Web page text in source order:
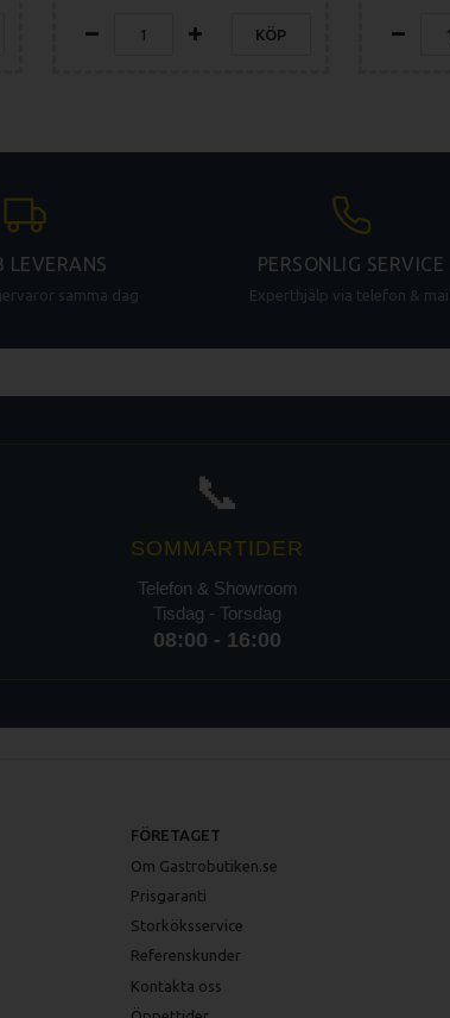
KÖP
LEVERANS
samma dag
PERSONLIG SERVICE
Experthjälp via telefon & mail
📞
SOMMARTIDER
Telefon & Showroom
Tisdag - Torsdag
08:00 - 16:00
FÖRETAGET
Om Gastrobutiken.se
Prisgaranti
Storköksservice
Referenskunder
Kontakta oss